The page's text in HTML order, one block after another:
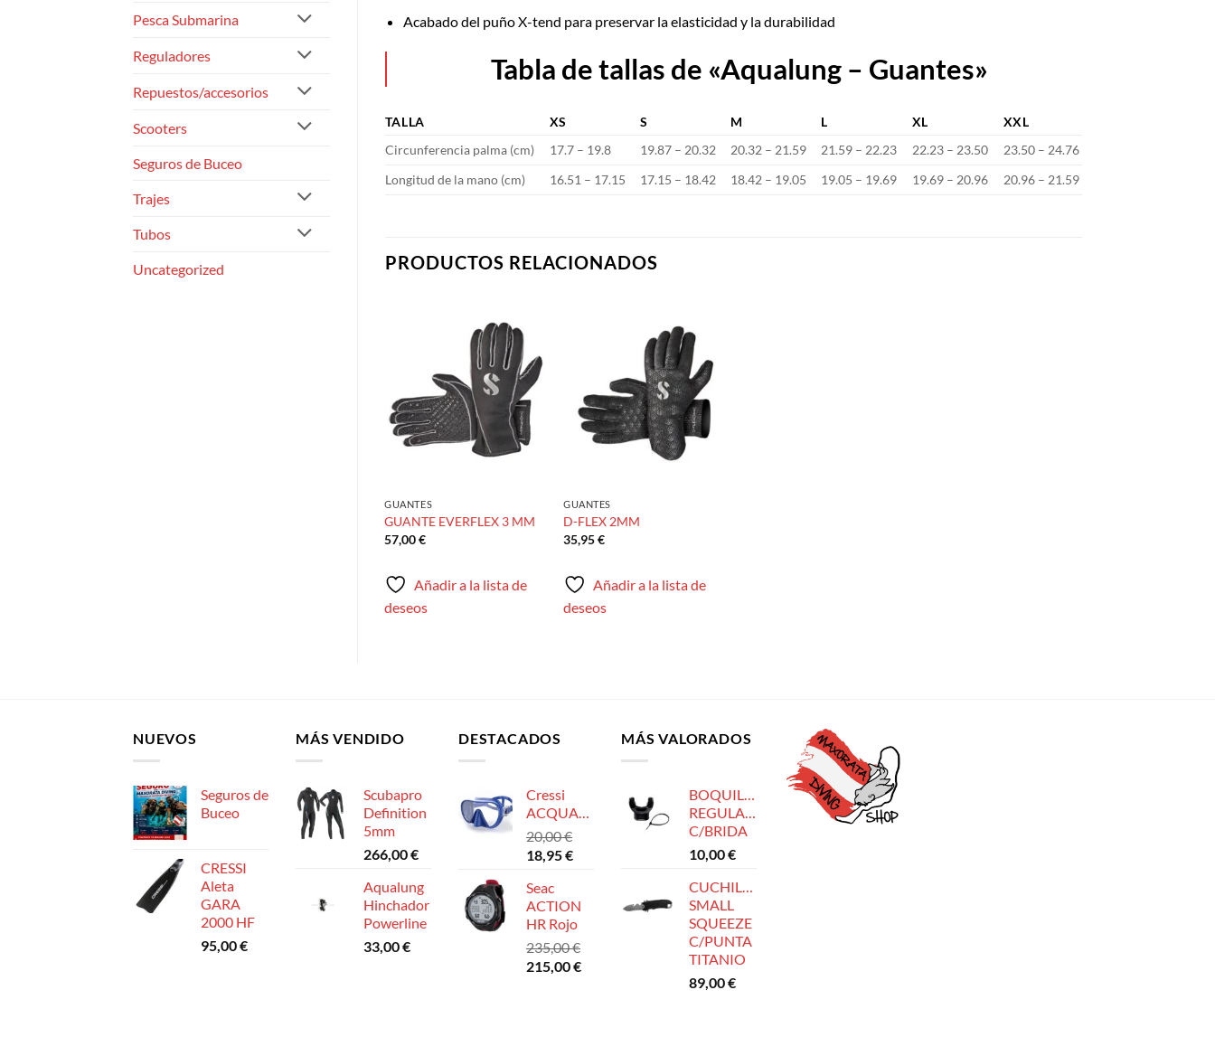
Pesca Submarina
Reguladores
Repuestos/accesorios
Scooters
Seguros de Buceo
Trajes
Tubos
Uncategorized
Acabado del puño X-tend para preservar la elasticidad y la durabilidad
Tabla de tallas de «Aqualung – Guantes»
TALLA XS S M L XL
XXL
Circunferencia palma (cm)
17.7 – 19.8 19.87 – 20.32 20.32 – 21.59 21.59 – 22.23 22.23 – 23.50
23.50 – 24.76
Longitud de la mano (cm)
16.51 – 17.15 17.15 – 18.42 18.42 – 19.05 19.05 – 19.69 19.69 – 20.96 20.96 – 21.59
PRODUCTOS RELACIONADOS
Añadir
a la
lista de
deseos
GUANTES
GUANTE EVERFLEX 3 MM
57,00€
Añadir a la lista de
deseos
Añadir
a la
lista de
deseos
GUANTES
D-FLEX 2MM
35,95€
Añadir a la lista de
deseos
NUEVOS
Seguros de
Buceo
CRESSI
Aleta
GARA
2000 HF
95,00€
MÁS VENDIDO
Scubapro
Definition
5mm
266,00€
Aqualung
Hinchador
Powerline
33,00€
DESTACADOS
Cressi
ACQUARELLA
20,00€
El
original
era:
20,00 €.
18,95€El
es:
18,95 €.
Seac
ACTION
HR Rojo
235,00€
El
215,00€El
MÁS VALORADOS
BOQUILLA
REGULADOR
C/BRIDA
10,00€
CUCHILLO
SMALL
SQUEEZE
C/PUNTA
TITANIO
89,00€